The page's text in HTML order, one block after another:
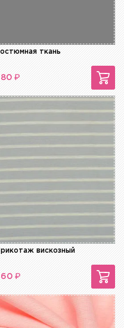
ткань
₽
вискозный
₽